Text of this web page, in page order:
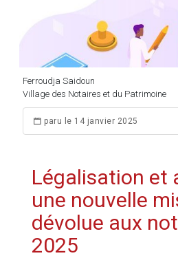
Ferroudja Saidoun
Village des Notaires et du Patrimoine
paru le 14 janvier 2025
Légalisation et
une nouvelle
dévolue aux
2025